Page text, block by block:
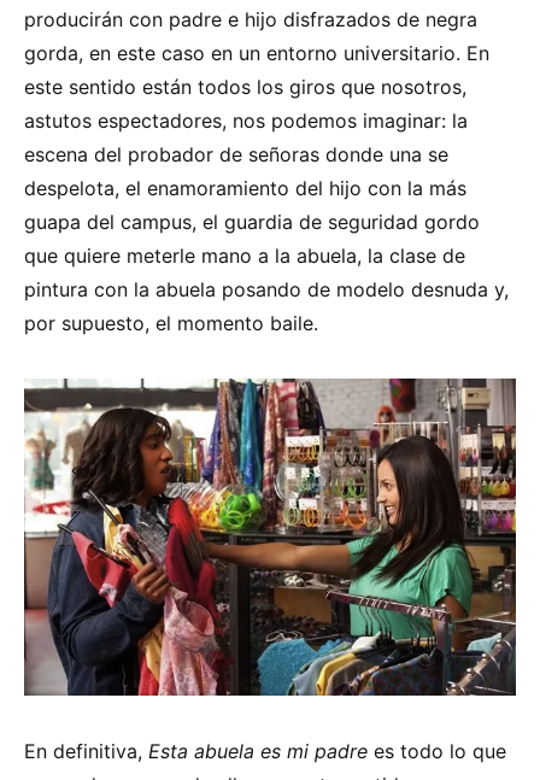
producirán con padre e hijo disfrazados de negra
gorda, en este caso en un entorno universitario. En
este sentido están todos los giros que nosotros,
astutos espectadores, nos podemos imaginar: la
escena del probador de señoras donde una se
despelota, el enamoramiento del hijo con la más
guapa del campus, el guardia de seguridad gordo
que quiere meterle mano a la abuela, la clase de
pintura con la abuela posando de modelo desnuda y,
por supuesto, el momento baile.
En definitiva, Esta abuela es mi padre es todo lo que